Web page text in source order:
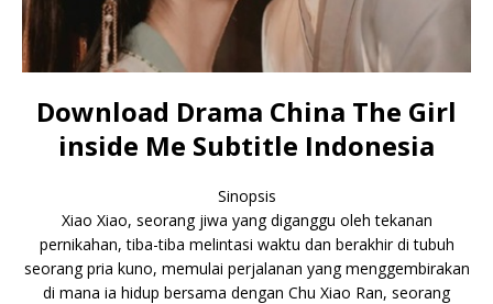
Download Drama China The Girl
inside Me Subtitle Indonesia
Sinopsis
Xiao Xiao, seorang jiwa yang diganggu oleh tekanan
pernikahan, tiba-tiba melintasi waktu dan berakhir di tubuh
seorang pria kuno, memulai perjalanan yang menggembirakan
di mana ia hidup bersama dengan Chu Xiao Ran, seorang